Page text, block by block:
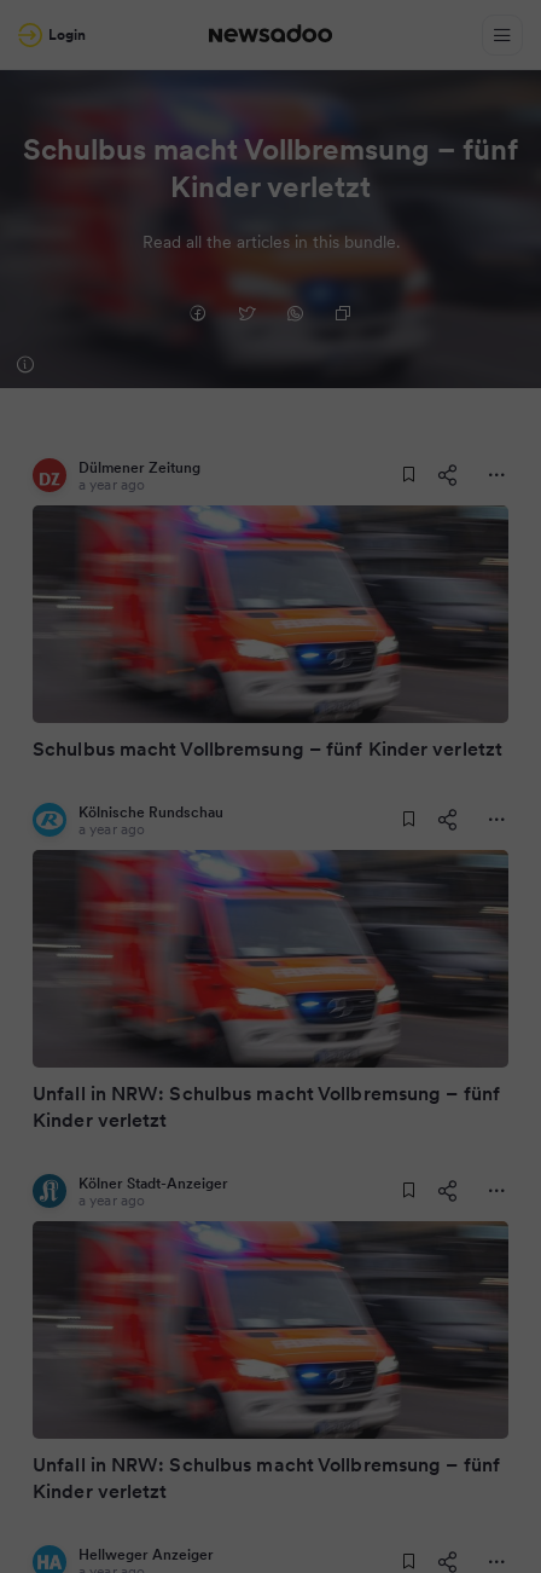
Login
Schulbus macht Vollbremsung – fünf
Kinder verletzt
Read all the articles in this bundle.
Dülmener Zeitung
a year ago
Schulbus macht Vollbremsung – fünf Kinder verletzt
Kölnische Rundschau
a year ago
Unfall in NRW: Schulbus macht Vollbremsung – fünf
Kinder verletzt
Kölner Stadt-Anzeiger
a year ago
Unfall in NRW: Schulbus macht Vollbremsung – fünf
Kinder verletzt
Hellweger Anzeiger